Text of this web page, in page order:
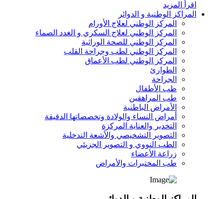
اقرأ المزيد
المراكز الوطنية و الدوائر
المركز الوطني لعلاج الأورام
المركز الوطني لعلاج السكري و الغدد الصماء
المركز الوطني للصحة الوراثية
المركز الوطني لطب وجراحة القلب
المركز الوطني لطب الأعماق
الطوارئ
الجراحة
طب الأطفال
طب المراهقين
الأمراض الباطنية
أمراض النساء والولادة وتخصصاتها الدقيقة
التخدير والعناية المركزة
التصوير التشخيصي والأشعة التدخلية
الطب النووي و التصوير الجزيئي
زراعة الأعضاء
طب المختبرات والأمراض